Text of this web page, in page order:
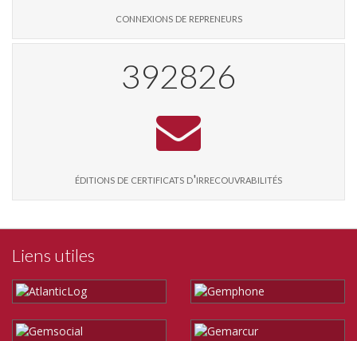
connexions de repreneurs
404246
éditions de certificats d'irrecouvrabilités
Liens utiles